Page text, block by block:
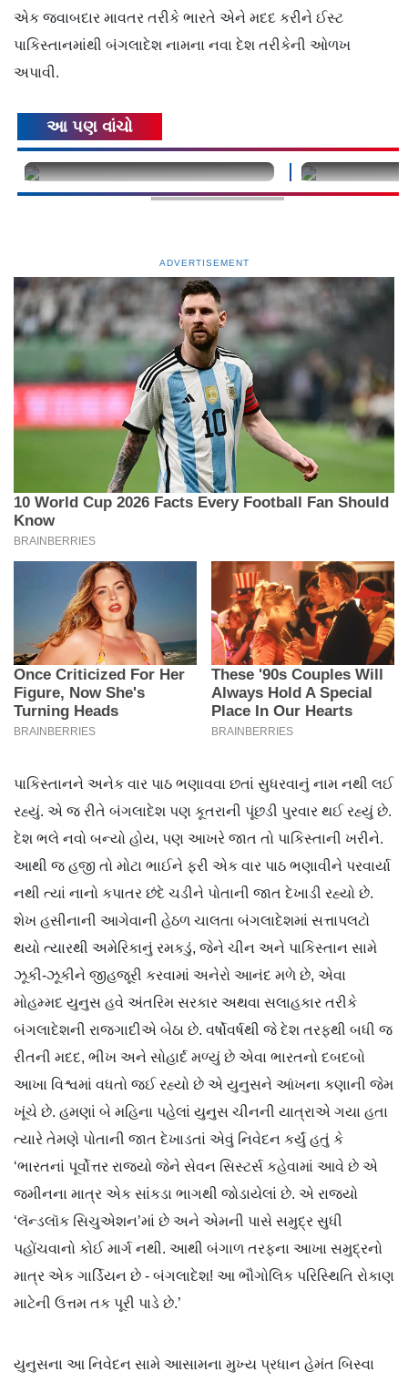
એક જવાબદાર માવતર તરીકે ભારતે એને મદદ કરીને ઈસ્ટ
પાકિસ્તાનમાંથી બંગલાદેશ નામના નવા દેશ તરીકેની ઓળખ
અપાવી.
આ પણ વાંચો
undefined undefined
ADVERTISEMENT
પાકિસ્તાનને અનેક વાર પાઠ ભણાવવા છતાં સુધરવાનું નામ નથી લઈ
રહ્યું. એ જ રીતે બંગલાદેશ પણ કૂતરાની પૂંછડી પુરવાર થઈ રહ્યું છે.
દેશ ભલે નવો બન્યો હોય, પણ આખરે જાત તો પાકિસ્તાની ખરીને.
આથી જ હજી તો મોટા ભાઈને ફરી એક વાર પાઠ ભણાવીને પરવાર્યા
નથી ત્યાં નાનો કપાતર છંદે ચડીને પોતાની જાત દેખાડી રહ્યો છે.
શેખ હસીનાની આગેવાની હેઠળ ચાલતા બંગલાદેશમાં સત્તાપલટો
થયો ત્યારથી અમેરિકાનું રમકડું, જેને ચીન અને પાકિસ્તાન સામે
ઝૂકી-ઝૂકીને જીહજૂરી કરવામાં અનેરો આનંદ મળે છે, એવા
મોહમ્મદ યુનુસ હવે અંતરિમ સરકાર અથવા સલાહકાર તરીકે
બંગલાદેશની રાજગાદીએ બેઠા છે. વર્ષોવર્ષથી જે દેશ તરફથી બધી જ
રીતની મદદ, ભીખ અને સોહાર્દ મળ્યું છે એવા ભારતનો દબદબો
આખા વિશ્વમાં વધતો જઈ રહ્યો છે એ યુનુસને આંખના કણાની જેમ
ખૂંચે છે. હમણાં બે મહિના પહેલાં યુનુસ ચીનની યાત્રાએ ગયા હતા
ત્યારે તેમણે પોતાની જાત દેખાડતાં એવું નિવેદન કર્યું હતું કે
‘ભારતનાં પૂર્વોત્તર રાજ્યો જેને સેવન સિસ્ટર્સ કહેવામાં આવે છે એ
જમીનના માત્ર એક સાંકડા ભાગથી જોડાયેલાં છે. એ રાજ્યો
‘લૅન્ડલૉક સિચુએશન’માં છે અને એમની પાસે સમુદ્ર સુધી
પહોંચવાનો કોઈ માર્ગ નથી. આથી બંગાળ તરફના આખા સમુદ્રનો
માત્ર એક ગાર્ડિયન છે - બંગલાદેશ! આ ભૌગોલિક પરિસ્થિતિ રોકાણ
માટેની ઉત્તમ તક પૂરી પાડે છે.’
યુનુસના આ નિવેદન સામે આસામના મુખ્ય પ્રધાન હેમંત બિસ્વા